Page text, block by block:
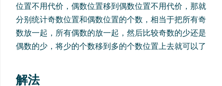
位置不用代价，偶数位置移到偶数位置不用代价，那就
分别统计奇数位置和偶数位置的个数，相当于把所有奇
数放一起，所有偶数的放一起，然后比较奇数的少还是
偶数的少，将少的个数移到多的个数位置上去就可以了
解法